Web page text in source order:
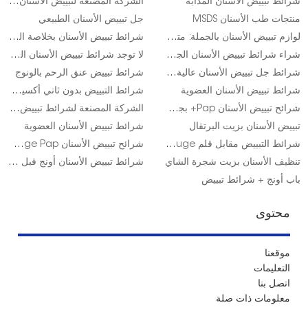
شرائط تبييض الأسنان المذابة
الشركة المصنعة لتبييض الأسنان بعلامة خاصة في الولايات المتحدة الأمريكية
منتجات طب الأسنان MSDS
جل تبييض الأسنان الطبيعي
لوازم تبييض الأسنان بالجملة: متجرك الشامل
شرائط تبييض الأسنان بخلاصة الجينسنغ
شراء شرائط تبييض الأسنان الجافة
لا توجد شرائط تبييض الأسنان الملونة الاصطناعية
شرائط جل تبييض الأسنان عالية الكثافة
شرائط تبييض عنق الرحم بالونوج
شرائط تبييض الأسنان العضوية
شرائط التبييض بدون ثاني أكسيد الكلور
شرائح تبييض الأسنان Pap+ بجودة عالية
الشركة المصنعة لشرائط تبييض الأسنان الطبيعية
تبييض الأسنان بزيت البرتقال
شرائط تبييض الأسنان العضوية
شرائط التبييض مقابل قلم Onuge
شرائح تبييض الأسنان Onuge Pap+ في المملكة المتحدة
تنظيف الأسنان بزيت شجرة الشاي
شرائط تبييض الأسنان أونج قبل وبعد
باب أونج + شرائط تبييض
محتوى
موقعنا
التعليمات
اتصل بنا
معلومات ذات صلة